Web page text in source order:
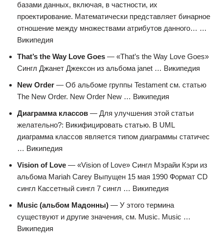
базами данных, включая, в частности, их
проектирование. Математически представляет бинарное
отношение между множествами атрибутов данного… …
Википедия
That’s the Way Love Goes — «That’s the Way Love Goes»
Сингл Джанет Джексон из альбома janet … Википедия
New Order — Об альбоме группы Testament см. статью
The New Order. New Order New … Википедия
Диаграмма классов — Для улучшения этой статьи
желательно?: Викифицировать статью. В UML
диаграмма классов является типом диаграммы статичес
… Википедия
Vision of Love — «Vision of Love» Сингл Мэрайи Кэри из
альбома Mariah Carey Выпущен 15 мая 1990 Формат CD
сингл Кассетный сингл 7 сингл … Википедия
Music (альбом Мадонны) — У этого термина
существуют и другие значения, см. Music. Music …
Википедия